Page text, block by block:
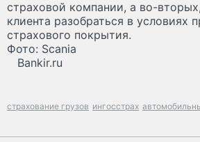
страховой компании, а во-
клиента разобраться в условиях
страхового покрытия.
Фото: Scania
Bankir.ru
страхование грузов ингосстрах